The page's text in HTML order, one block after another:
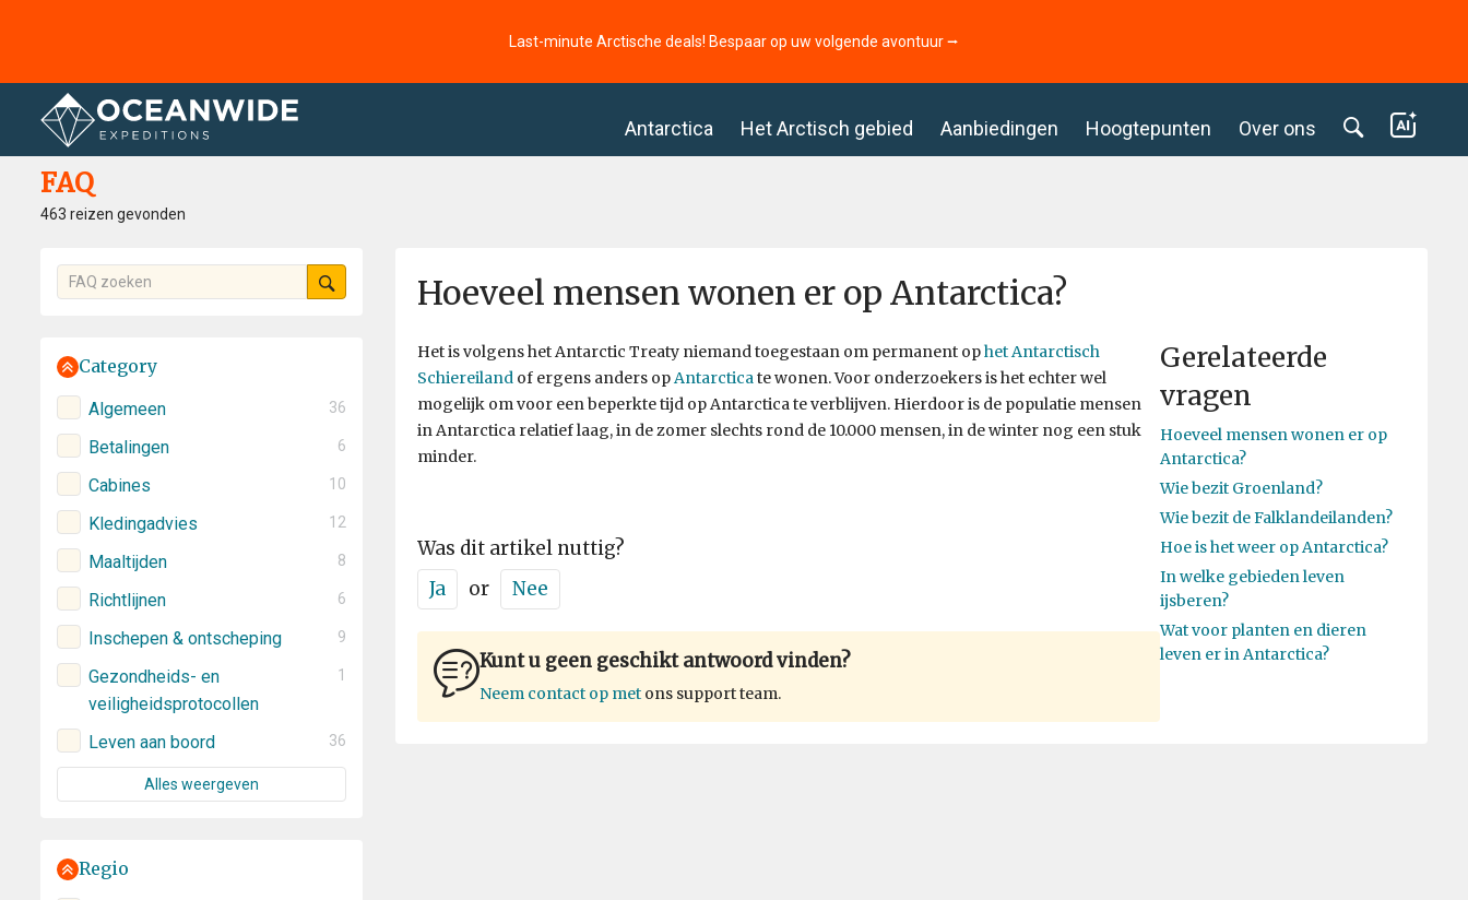
Last-minute Arctische deals! Bespaar op uw volgende avontuur ⭢
Antarctica Het Arctisch gebied Aanbiedingen Hoogtepunten Over ons
Home FAQ
FAQ
463 reizen gevonden
Category
Algemeen 36
Betalingen 6
Cabines 10
Kledingadvies 12
Maaltijden 8
Richtlijnen 6
Inschepen & ontscheping 9
Gezondheids- en
veiligheidsprotocollen
1
Leven aan boord 36
Alles weergeven
Regio
Hoeveel mensen wonen er op Antarctica?
Het is volgens het Antarctic Treaty niemand toegestaan om permanent ophet Antarctisch
Schiereiland of ergens anders opAntarcticate wonen. Voor onderzoekers is het echter wel
mogelijk om voor een beperkte tijd op Antarctica te verblijven. Hierdoor is de populatie mensen
in Antarctica relatief laag, in de zomer slechts rond de 10.000 mensen, in de winter nog een stuk
minder.
Was dit artikel nuttig?
Ja
or Nee
Kunt u geen geschikt antwoord vinden?
Neem contact op met ons support team.
Gerelateerde
vragen
Hoeveel mensen wonen er op
Antarctica?
Wie bezit Groenland?
Wie bezit de Falklandeilanden?
Hoe is het weer op Antarctica?
In welke gebieden leven
ijsberen?
Wat voor planten en dieren
leven er in Antarctica?